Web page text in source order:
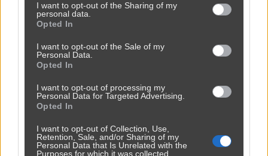
I want to opt-out of the Sharing of my
personal data.
Opted In
I want to opt-out of the Sale of my
Personal Data.
Opted In
I want to opt-out of processing my
Personal Data for Targeted Advertising.
Opted In
I want to opt-out of Collection, Use,
Retention, Sale, and/or Sharing of my
Personal Data that Is Unrelated with the
Purposes for which it was collected.